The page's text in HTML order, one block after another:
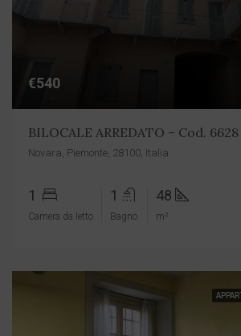
€540
BILOCALE ARREDATO – Cod. 6628
Novara, Piemonte, 28100, Italia
1
Camera da letto
1
Bagno
48
m²